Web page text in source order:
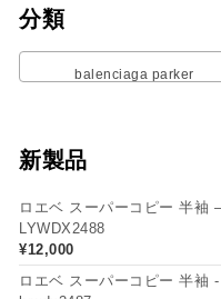
分類
balenciaga parker
新製品
ロエベ スーパーコピー 半袖
LYWDX2488
¥12,000
ロエベ スーパーコピー 半袖